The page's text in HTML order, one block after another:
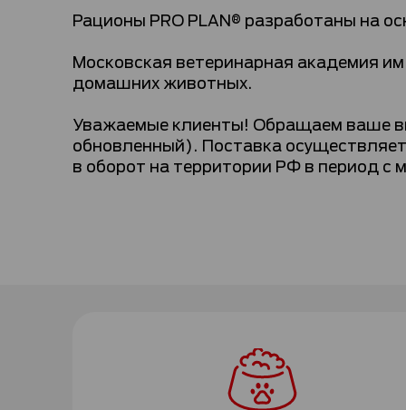
Рационы PRO PLAN® разработаны на
Московская ветеринарная академия
домашних животных.
Уважаемые клиенты! Обращаем ваше
обновленный). Поставка
в оборот на территории РФ в период с